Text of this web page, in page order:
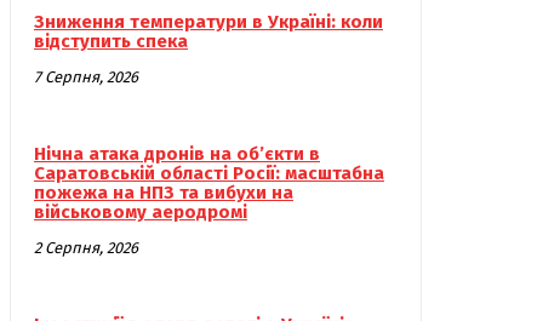
Зниження температури в Україні: коли
відступить спека
7 Серпня, 2026
Нічна атака дронів на об’єкти в
Саратовській області Росії: масштабна
пожежа на НПЗ та вибухи на
військовому аеродромі
2 Серпня, 2026